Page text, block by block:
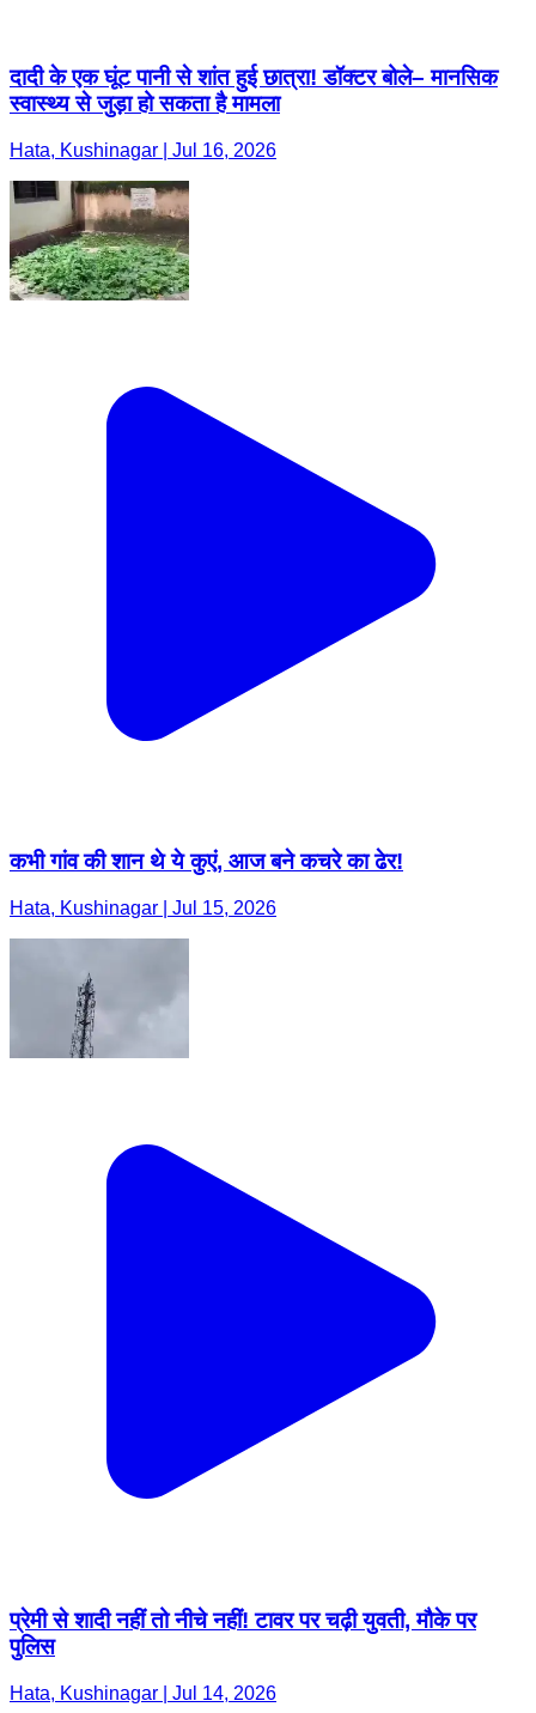
दादी के एक घूंट पानी से शांत हुई छात्रा! डॉक्टर बोले– मानसिक
स्वास्थ्य से जुड़ा हो सकता है मामला
Hata, Kushinagar | Jul 16, 2026
कभी गांव की शान थे ये कुएं, आज बने कचरे का ढेर!
Hata, Kushinagar | Jul 15, 2026
प्रेमी से शादी नहीं तो नीचे नहीं! टावर पर चढ़ी युवती, मौके पर
पुलिस
Hata, Kushinagar | Jul 14, 2026